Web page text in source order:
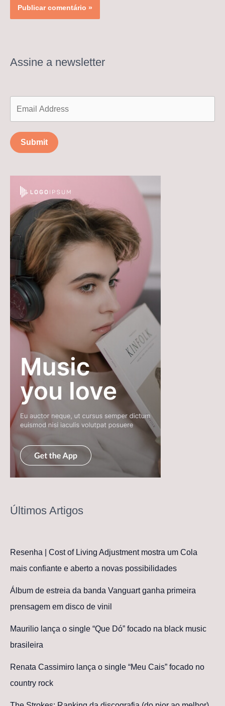
Assine a newsletter
Submit
Últimos Artigos
Resenha | Cost of Living Adjustment mostra um Cola
mais confiante e aberto a novas possibilidades
Álbum de estreia da banda Vanguart ganha primeira
prensagem em disco de vinil
Maurilio lança o single “Que Dó” focado na black music
brasileira
Renata Cassimiro lança o single “Meu Cais” focado no
country rock